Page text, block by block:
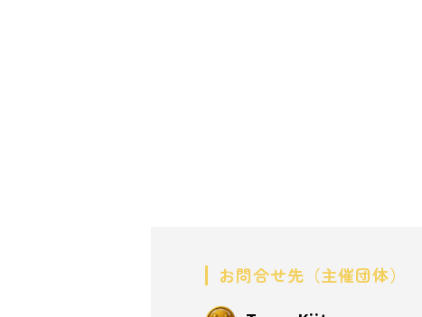
お問合せ先（主催団体）